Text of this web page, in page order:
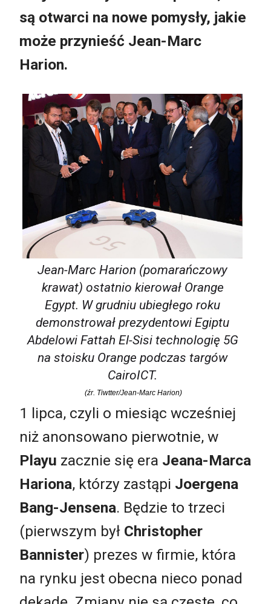
są otwarci na nowe pomysły, jakie
może przynieść Jean-Marc
Harion.
Jean-Marc Harion (pomarańczowy
krawat) ostatnio kierował Orange
Egypt. W grudniu ubiegłego roku
demonstrował prezydentowi Egiptu
Abdelowi Fattah El-Sisi technologię 5G
na stoisku Orange podczas targów
CairoICT.
(źr. Tiwtter/Jean-Marc Harion)
1 lipca, czyli o miesiąc wcześniej
niż anonsowano pierwotnie, w
Playu zacznie się era Jeana-Marca
Hariona, którzy zastąpi Joergena
Bang-Jensena. Będzie to trzeci
(pierwszym był Christopher
Bannister) prezes w firmie, która
na rynku jest obecna nieco ponad